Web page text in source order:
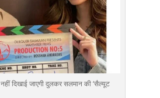
दिखाई जाएगी दुलकर सलमान की ‘सैल्यूट